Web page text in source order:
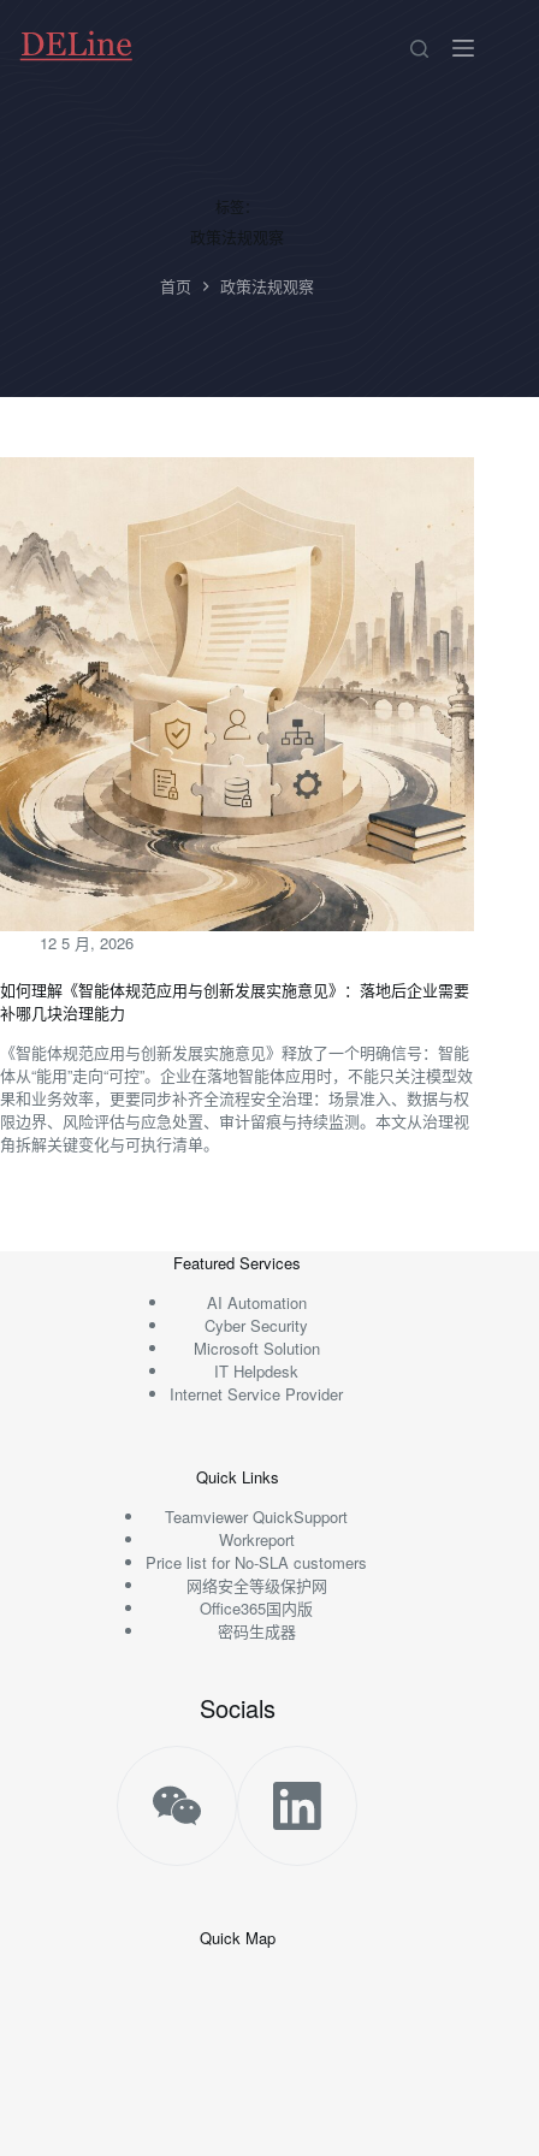
标签：
政策法规观察
首页 政策法规观察
12 5 月, 2026
如何理解《智能体规范应用与创新发展实施意见》：落地后企业需要
补哪几块治理能力
《智能体规范应用与创新发展实施意见》释放了一个明确信号：智能
体从“能用”走向“可控”。企业在落地智能体应用时，不能只关注模型效
果和业务效率，更要同步补齐全流程安全治理：场景准入、数据与权
限边界、风险评估与应急处置、审计留痕与持续监测。本文从治理视
角拆解关键变化与可执行清单。
Featured Services
AI Automation
Cyber Security
Microsoft Solution
IT Helpdesk
Internet Service Provider
Quick Links
Teamviewer QuickSupport
Workreport
Price list for No-SLA customers
网络安全等级保护网
Office365国内版
密码生成器
Socials
Quick Map